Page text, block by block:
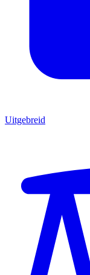
Uitgebreid